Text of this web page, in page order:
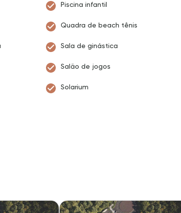
Piscina infantil
Quadra de beach tênis
Sala de ginástica
Salão de jogos
Solarium